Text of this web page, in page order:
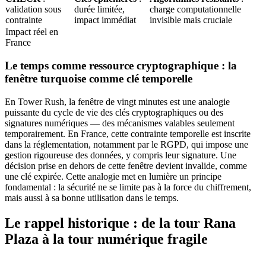
validation sous
contrainte
durée limitée,
impact immédiat
charge computationnelle
invisible mais cruciale
Impact réel en
France
Le temps comme ressource cryptographique : la
fenêtre turquoise comme clé temporelle
En Tower Rush, la fenêtre de vingt minutes est une analogie
puissante du cycle de vie des clés cryptographiques ou des
signatures numériques — des mécanismes valables seulement
temporairement. En France, cette contrainte temporelle est inscrite
dans la réglementation, notamment par le RGPD, qui impose une
gestion rigoureuse des données, y compris leur signature. Une
décision prise en dehors de cette fenêtre devient invalide, comme
une clé expirée. Cette analogie met en lumière un principe
fondamental : la sécurité ne se limite pas à la force du chiffrement,
mais aussi à sa bonne utilisation dans le temps.
Le rappel historique : de la tour Rana
Plaza à la tour numérique fragile